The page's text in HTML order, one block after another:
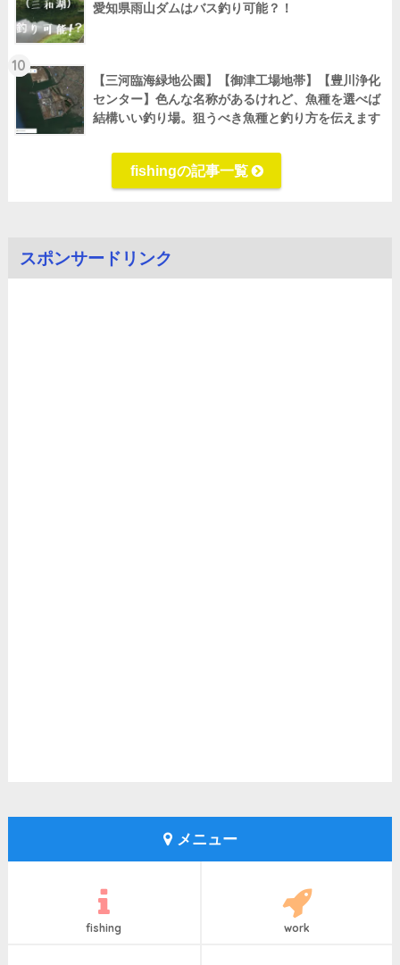
愛知県雨山ダムはバス釣り可能？！
10
【三河臨海緑地公園】【御津工場地帯】【豊川浄化
センター】色んな名称があるけれど、魚種を選べば
結構いい釣り場。狙うべき魚種と釣り方を伝えます
fishingの記事一覧
スポンサードリンク
メニュー
fishing work